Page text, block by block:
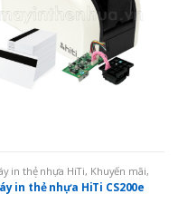
in thẻ nhựa HiTi, Khuyến mãi,
in thẻ nhựa
in thẻ nhựa HiTi CS200e